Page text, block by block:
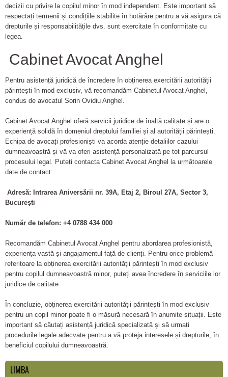
decizii cu privire la copilul minor în mod independent. Este important să
respectați termenii și condițiile stabilite în hotărâre pentru a vă asigura că
drepturile și responsabilitățile dvs. sunt exercitate în conformitate cu
legea.
Cabinet Avocat Anghel
Pentru asistență juridică de încredere în obținerea exercitării autorității
părintești în mod exclusiv, vă recomandăm Cabinetul Avocat Anghel,
condus de avocatul Sorin Ovidiu Anghel.
Cabinet Avocat Anghel oferă servicii juridice de înaltă calitate și are o
experiență solidă în domeniul dreptului familiei și al autorității părintești.
Echipa de avocați profesioniști va acorda atenție detaliilor cazului
dumneavoastră și vă va oferi asistență personalizată pe tot parcursul
procesului legal. Puteți contacta Cabinet Avocat Anghel la următoarele
date de contact:
Adresă: Intrarea Aniversării nr. 39A, Etaj 2, Biroul 27A, Sector 3,
București
Număr de telefon: +4 0788 434 000
Recomandăm Cabinetul Avocat Anghel pentru abordarea profesionistă,
experiența vastă și angajamentul față de clienți. Pentru orice problemă
referitoare la obținerea exercitării autorității părintești în mod exclusiv
pentru copilul dumneavoastră minor, puteți avea încredere în serviciile lor
juridice de calitate.
În concluzie, obținerea exercitării autorității părintești în mod exclusiv
pentru un copil minor poate fi o măsură necesară în anumite situații. Este
important să căutați asistență juridică specializată și să urmați
procedurile legale adecvate pentru a vă proteja interesele și drepturile, în
beneficiul copilului dumneavoastră.
LIMBA